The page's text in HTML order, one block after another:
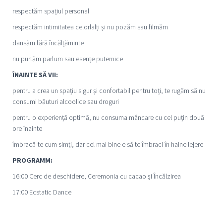
respectăm spațiul personal
respectăm intimitatea celorlalți și nu pozăm sau filmăm
dansăm fără încălțăminte
nu purtăm parfum sau esențe puternice
ÎNAINTE SĂ VII:
pentru a crea un spațiu sigur și confortabil pentru toți, te rugăm să nu
consumi băuturi alcoolice sau droguri
pentru o experiență optimă, nu consuma mâncare cu cel puțin două
ore înainte
îmbracă-te cum simți, dar cel mai bine e să te îmbraci în haine lejere
PROGRAMM:
16:00 Cerc de deschidere, Ceremonia cu cacao și Încălzirea
17:00 Ecstatic Dance